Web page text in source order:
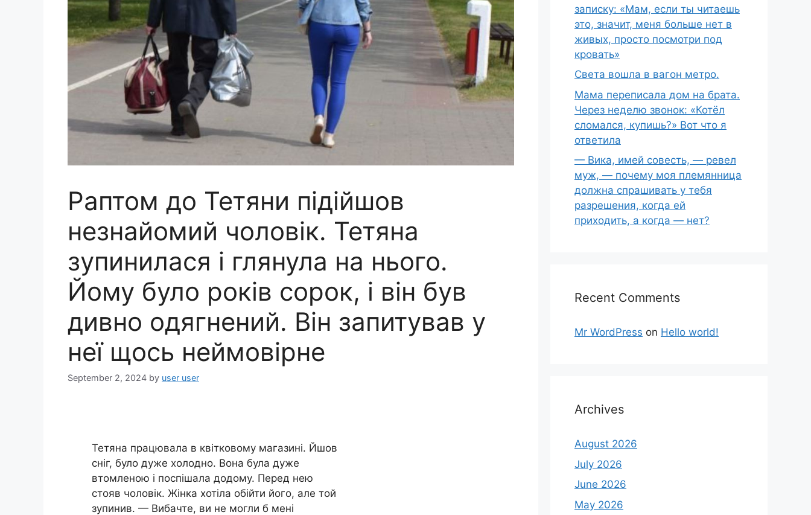
Раптом до Тетяни підійшов
незнайомий чоловік. Тетяна
зупинилася і глянула на нього.
Йому було років сорок, і він був
дивно одягнений. Він запитував у
неї щось неймовірне
September 2, 2024 by user user
Тетяна працювала в квітковому магазині. Йшов
сніг, було дуже холодно. Вона була дуже
втомленою і поспішала додому. Перед нею
стояв чоловік. Жінка хотіла обійти його, але той
зупинив. — Вибачте, ви не могли б мені
записку: «Мам, если ты читаешь
это, значит, меня больше нет в
живых, просто посмотри под
кровать»
Света вошла в вагон метро.
Мама переписала дом на брата.
Через неделю звонок: «Котёл
сломался, купишь?» Вот что я
ответила
— Вика, имей совесть, — ревел
муж, — почему моя племянница
должна спрашивать у тебя
разрешения, когда ей
приходить, а когда — нет?
Recent Comments
Mr WordPress on Hello world!
Archives
August 2026
July 2026
June 2026
May 2026